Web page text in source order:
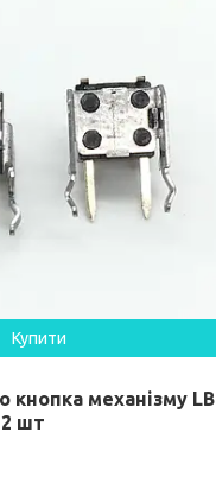
Купити
кнопка механізму LB
2 шт